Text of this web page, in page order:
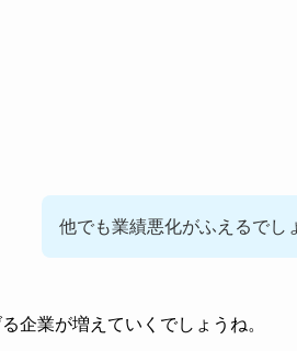
他でも業績悪化がふえるでし
企業が増えていくでしょうね。